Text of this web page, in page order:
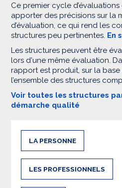
Ce premier cycle
apporter des précisions sur la
d’évaluation, ce qui rend les
structures peu pertinentes. En
Les structures peuvent être
lors d'une même évaluation.
rapport est produit, sur la
l’ensemble des structures
Voir toutes les structures
démarche qualité
LA PERSONNE
LES PROFESSIONNELS